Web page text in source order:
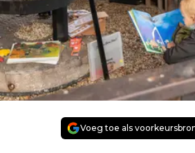
Voeg toe als